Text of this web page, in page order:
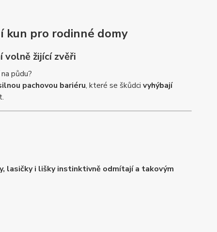
kun pro rodinné domy
volně žijící zvěři
půdu?
pachovou bariéru, které se škůdci vyhýbají
lasičky i lišky instinktivně odmítají a takovým